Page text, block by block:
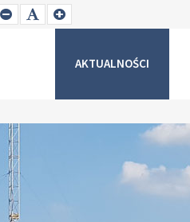
SET
SMALLER
SET
DEFAULT
SET
LARGER
AKTUALNOŚCI